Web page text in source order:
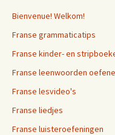
Bienvenue! Welkom!
Franse grammaticatips
Franse kinder- en
Franse leenwoorden
Franse lesvideo's
Franse liedjes
Franse luisteroefeningen